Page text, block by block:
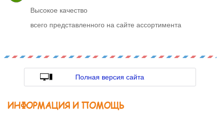
Высокое качество
всего представленного на сайте ассортимента
Полная версия сайта
ИНФОРМАЦИЯ И ПОМОЩЬ